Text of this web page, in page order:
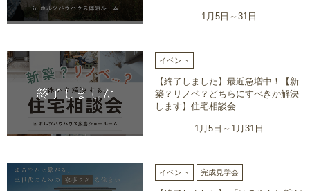
1月5日～31日
イベント
【終了しました】最近急増中！【新
築？リノベ？どちらにすべきか解決
します】住宅相談会
1月5日～1月31日
イベント 完成見学会